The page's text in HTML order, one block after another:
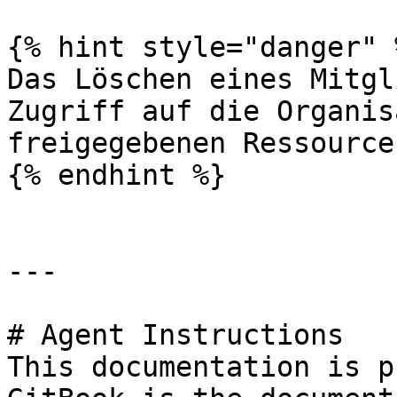
{% hint style="danger"
Das Löschen eines
Zugriff auf die
freigegebenen
{% endhint %}
---
# Agent Instructions
This documentation is